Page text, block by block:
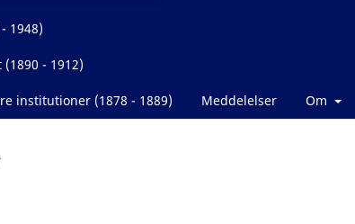
1948)
- 1912)
institutioner (1878 - 1889) Meddelelser Om